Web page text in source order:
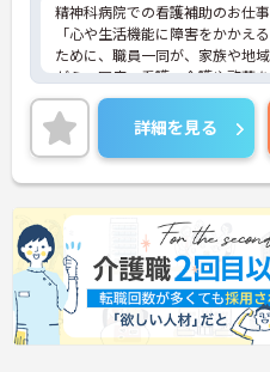
精神科病院での看護補助のお仕事
「心や生活機能に障害をかかえ
ために、職員一同が、家族や地
がら、医療、看護、介護や啓蒙
いく」ことを理念とし、精神科
れています。
残業ほぼ無し！お仕事の後の時
す！
託児所完備で子育て中の方も安
ご興味ある方には、面接のポイ
細をお話致しますのでお気軽に
詳細を見る